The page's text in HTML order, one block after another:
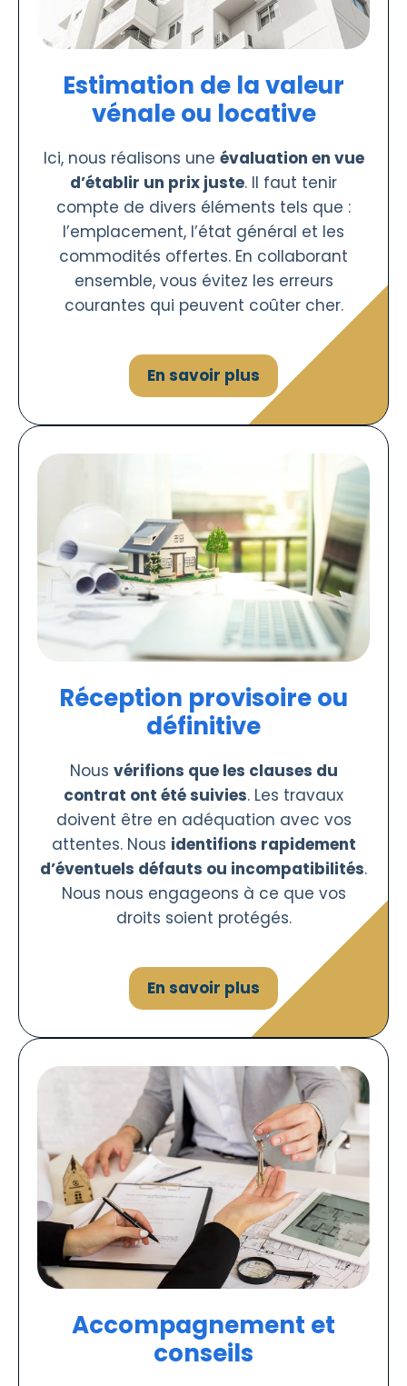
Estimation de la valeur
vénale ou locative
Ici, nous réalisons une évaluation en vue
d’établir un prix juste. Il faut tenir
compte de divers éléments tels que :
l’emplacement, l’état général et les
commodités offertes. En collaborant
ensemble, vous évitez les erreurs
courantes qui peuvent coûter cher.
En savoir plus
Réception provisoire ou
définitive
Nous vérifions que les clauses du
contrat ont été suivies. Les travaux
doivent être en adéquation avec vos
attentes. Nous identifions rapidement
d’éventuels défauts ou incompatibilités.
Nous nous engageons à ce que vos
droits soient protégés.
En savoir plus
Accompagnement et
conseils